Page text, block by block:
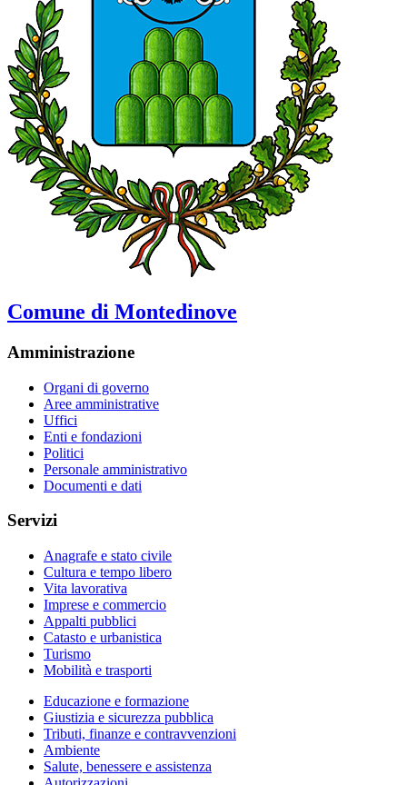
Comune di Montedinove
Amministrazione
Organi di governo
Aree amministrative
Uffici
Enti e fondazioni
Politici
Personale amministrativo
Documenti e dati
Servizi
Anagrafe e stato civile
Cultura e tempo libero
Vita lavorativa
Imprese e commercio
Appalti pubblici
Catasto e urbanistica
Turismo
Mobilità e trasporti
Educazione e formazione
Giustizia e sicurezza pubblica
Tributi, finanze e contravvenzioni
Ambiente
Salute, benessere e assistenza